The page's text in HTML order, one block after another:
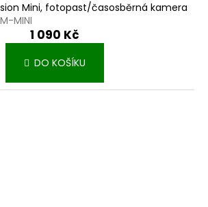
Mini, fotopast/časosběrná kamera
MINI
1 090 Kč
DO KOŠÍKU